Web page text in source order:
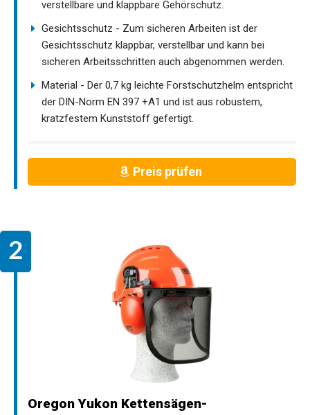
verstellbare und klappbare Gehörschutz.
Gesichtsschutz - Zum sicheren Arbeiten ist der
Gesichtsschutz klappbar, verstellbar und kann bei
sicheren Arbeitsschritten auch abgenommen werden.
Material - Der 0,7 kg leichte Forstschutzhelm entspricht
der DIN-Norm EN 397 +A1 und ist aus robustem,
kratzfestem Kunststoff gefertigt.
Preis prüfen
Oregon Yukon Kettensägen-